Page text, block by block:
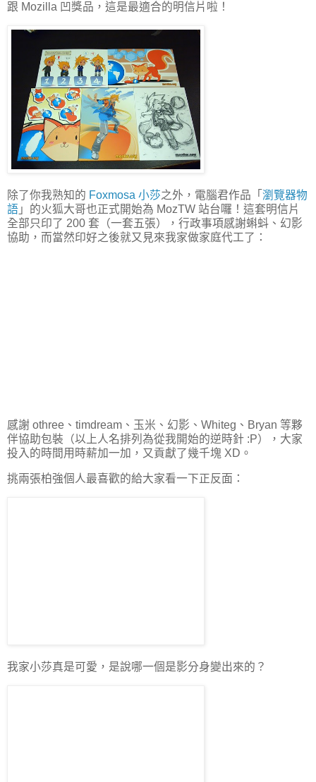
跟 Mozilla 凹獎品，這是最適合的明信片啦！
除了你我熟知的 Foxmosa 小莎之外，電腦君作品「 瀏覽器物
語 」的火狐大哥也正式開始為 MozTW 站台囉！這套明信片
全部只印了 200 套（一套五張），行政事項感謝蝌蚪、幻影
協助，而當然印好之後就又見來我家做家庭代工了：
感謝 othree、timdream、玉米、幻影、Whiteg、Bryan 等夥
伴協助包裝（以上人名排列為從我開始的逆時針 :P），大家
投入的時間用時薪加一加，又貢獻了幾千塊 XD。
挑兩張柏強個人最喜歡的給大家看一下正反面：
我家小莎真是可愛，是說哪一個是影分身變出來的？